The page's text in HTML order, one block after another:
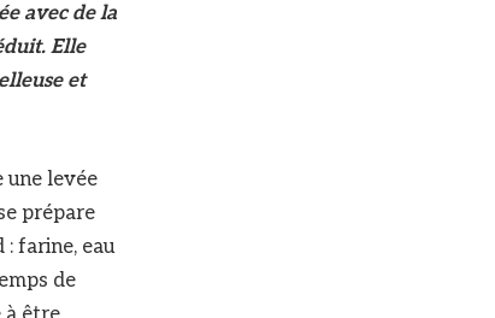
avec de la
Elle
et
une levée
prépare
: farine, eau
de